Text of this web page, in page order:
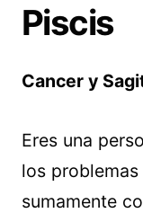
Piscis
Cancer y
Eres una
los
sumamente